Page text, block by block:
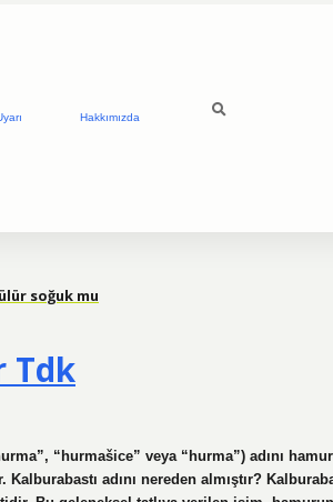
Hakkımızda
soğuk mu
Tdk
“hurmašice” veya “hurma”) adını
Kalburabastı adını nereden almıştır?